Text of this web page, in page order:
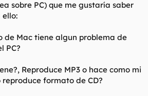
sobre PC) que me gustaría saber
ello:
de Mac tiene algun problema de
PC?
Reproduce MP3 o hace como mi
formato de CD?